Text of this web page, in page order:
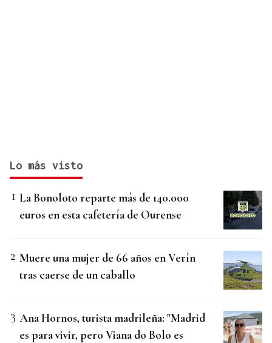
Lo más visto
La Bonoloto reparte más de 140.000
euros en esta cafetería de Ourense
Muere una mujer de 66 años en Verín
tras caerse de un caballo
Ana Hornos, turista madrileña: "Madrid
es para vivir, pero Viana do Bolo es